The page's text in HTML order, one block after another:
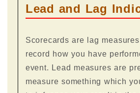
Lead and Lag
Scorecards are lag
record how you have
event. Lead measures are
measure something which